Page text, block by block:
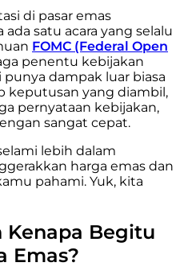
di pasar emas
satu acara yang selalu
FOMC (Federal Open
penentu kebijakan
dampak luar biasa
keputusan yang diambil,
pernyataan kebijakan,
sangat cepat.
lebih dalam
harga emas dan
pahami. Yuk, kita
Kenapa Begitu
Emas?